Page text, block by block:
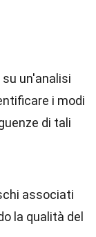
su un'analisi
i modi
di tali
associati
la qualità del